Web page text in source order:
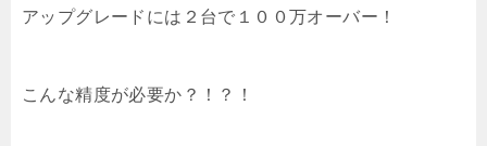
アップグレードには２台で１００万オーバー！
こんな精度が必要か？！？！